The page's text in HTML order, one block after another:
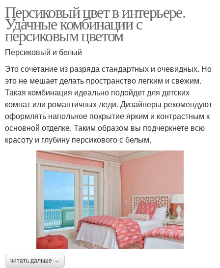
Персиковый цвет в интерьере.
Удачные комбинации с
персиковым цветом
Персиковый и белый
Это сочетание из разряда стандартных и очевидных. Но
это не мешает делать пространство легким и свежим.
Такая комбинация идеально подойдет для детских
комнат или романтичных леди. Дизайнеры рекомендуют
оформлять напольное покрытие ярким и контрастным к
основной отделке. Таким образом вы подчеркнете всю
красоту и глубину персикового с белым.
читать дальше →